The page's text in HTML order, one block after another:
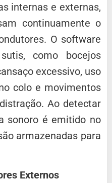
internas e externas,
continuamente o
O software
como bocejos
excessivo, uso
colo e movimentos
Ao detectar
sonoro é emitido no
armazenadas para
Externos